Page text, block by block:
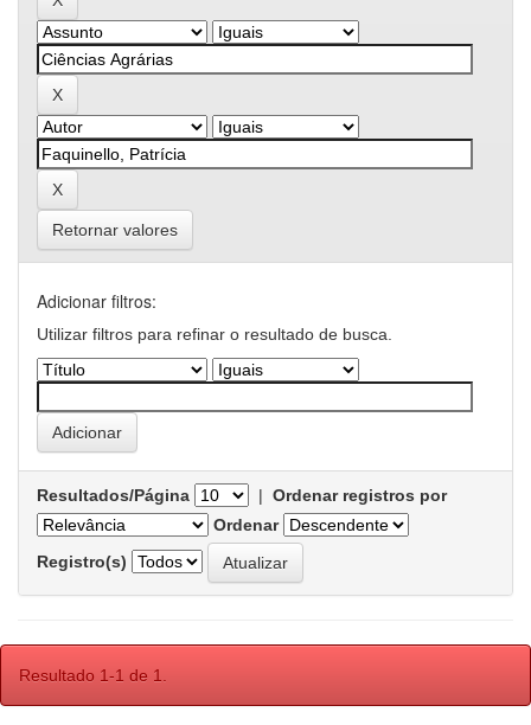
Retornar valores
Adicionar filtros:
Utilizar filtros para refinar o resultado de busca.
Resultados/Página | Ordenar registros por
Ordenar
Registro(s)
Resultado 1-1 de 1.